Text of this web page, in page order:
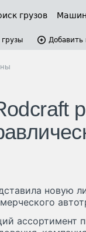
грузов
Добавить
новую
ассортимент